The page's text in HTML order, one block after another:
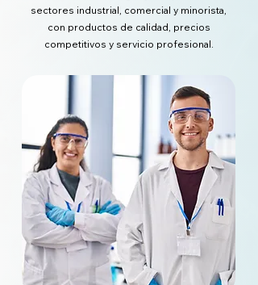
sectores industrial, comercial y minorista,
con productos de calidad, precios
competitivos y servicio profesional.